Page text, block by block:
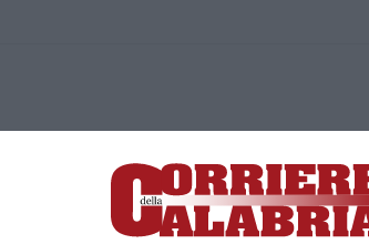
Lamezia Terme (CZ)
responsabile Paola Militano |Privacy